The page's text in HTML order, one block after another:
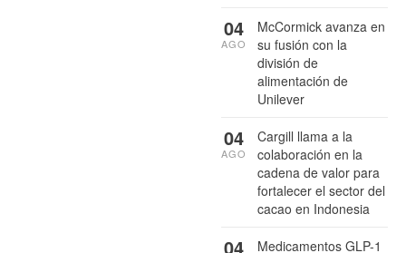
McCormick avanza en
su fusión con la
división de
alimentación de
Unilever
04
AGO
Cargill llama a la
colaboración en la
cadena de valor para
fortalecer el sector del
cacao en Indonesia
04
AGO
Medicamentos GLP-1
04